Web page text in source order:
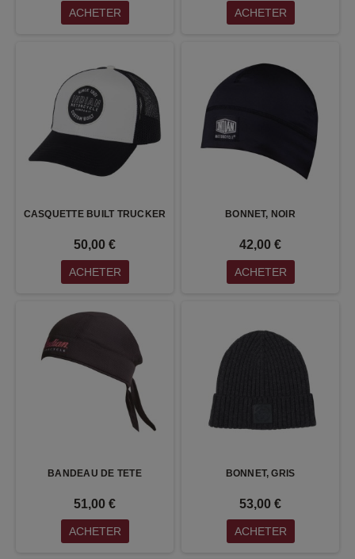
ACHETER ACHETER
CASQUETTE BUILT TRUCKER
50,00 €
ACHETER
BONNET, NOIR
42,00 €
ACHETER
BANDEAU DE TETE
51,00 €
ACHETER
BONNET, GRIS
53,00 €
ACHETER